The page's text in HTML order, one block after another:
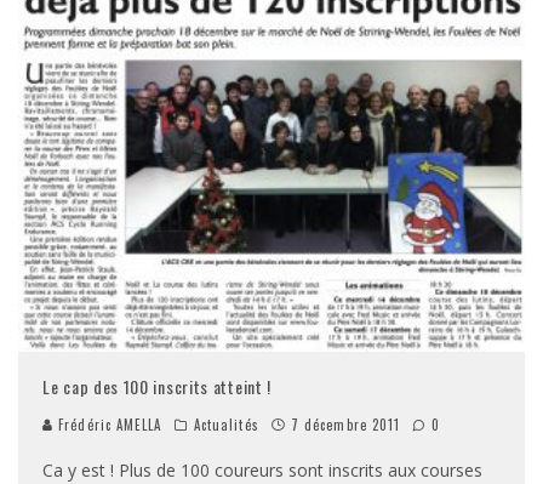
Le cap des 100 inscrits atteint !
Frédéric AMELLA Actualités 7 décembre 2011 0
Ca y est ! Plus de 100 coureurs sont inscrits aux courses